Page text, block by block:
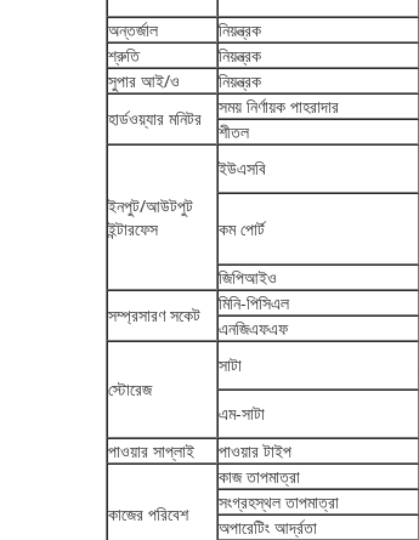
অন্তর্জাল
নিয়ন্ত্রক
শ্রুতি
নিয়ন্ত্রক
সুপার আই/ও
নিয়ন্ত্রক
হার্ডওয়্যার মনিটর
সময় নির্ণায়ক পাহরাদার
শীতল
ইনপুট/আউটপুট
ইন্টারফেস
ইউএসবি
কম পোর্ট
জিপিআইও
সম্প্রসারণ সকেট
মিনি-পিসিএল
এনজিএফএফ
স্টোরেজ
সাটা
এম-সাটা
পাওয়ার সাপ্লাই
পাওয়ার টাইপ
কাজের পরিবেশ
কাজ তাপমাত্রা
সংগ্রহস্থল তাপমাত্রা
অপারেটিং আর্দ্রতা